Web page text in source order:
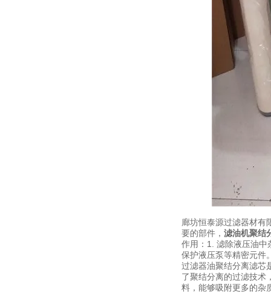
廊坊恒泰源过滤器材有
要的部件， 滤油机聚结
作用：1. 滤除液压油中
保护液压泵等精密元件
过滤器油聚结分离滤芯
了聚结分离的过滤技术
料，能够吸附更多的杂